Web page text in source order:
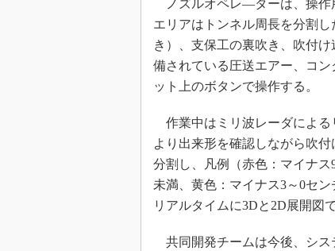
ノズルオペレ―ターは、操作
エリアはトンネル周長を分割
き）、支保工の裏吹き、吹付
備されている圧送エアー、コ
ット上のボタンで操作する。
作業中はミリ波レーダによる
より出来形を確認しながら吹
分割し、凡例（赤色：マイナ
未満、黄色：マイナス3～0セ
リアルタイムに3Dと2D展開図
共同開発チームは今後、シス